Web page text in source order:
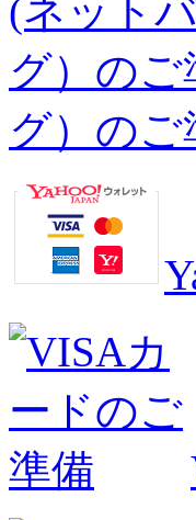
グ）のご